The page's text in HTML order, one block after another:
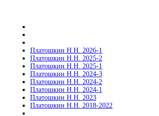
Платошкин Н.Н. 2026-1
Платошкин Н.Н. 2025-2
Платошкин Н.Н. 2025-1
Платошкин Н.Н. 2024-3
Платошкин Н.Н. 2024-2
Платошкин Н.Н. 2024-1
Платошкин Н.Н. 2023
Платошкин Н.Н. 2018-2022